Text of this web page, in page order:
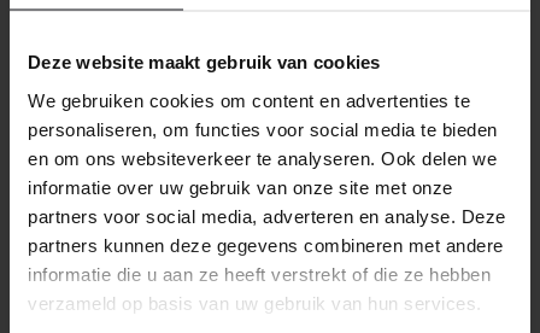
Deze website maakt gebruik van cookies
We gebruiken cookies om content en advertenties te
personaliseren, om functies voor social media te bieden
en om ons websiteverkeer te analyseren. Ook delen we
informatie over uw gebruik van onze site met onze
partners voor social media, adverteren en analyse. Deze
partners kunnen deze gegevens combineren met andere
informatie die u aan ze heeft verstrekt of die ze hebben
verzameld op basis van uw gebruik van hun services.
dagen na ontvangst zonder opgave van reden te
ervoor dat deze bij het retour sturen goed verpakt is.
Mocht het product beschadigd zijn of is de verpakking
meer beschadigd dan nodig, dan kunnen we deze
waardevermindering van het product aan u
doorberekenen.